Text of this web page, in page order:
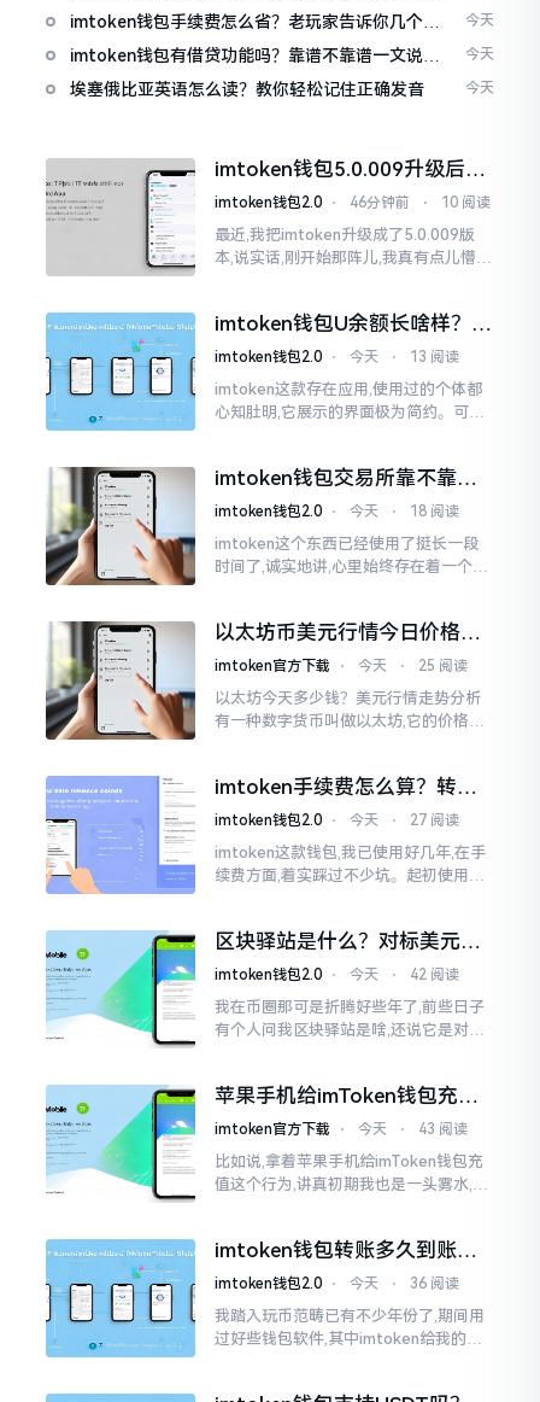
imtoken钱包手续费怎么省？老玩家告诉你几个实
在招
今天
imtoken钱包有借贷功能吗？靠谱不靠谱一文说清
楚
今天
埃塞俄比亚英语怎么读？教你轻松记住正确发音 今天
imtoken钱包5.0.009升级后咋
用？老用户实测分享
imtoken钱包2.0 ⋅ 46分钟前 ⋅ 10 阅读
最近,我把imtoken升级成了5.0.009版
本,说实话,刚开始那阵儿,我真有点儿懵,
imtoken钱包U余额长啥样？截
图这样看
imtoken钱包2.0 ⋅ 今天 ⋅ 13 阅读
imtoken这款存在应用,使用过的个体都
心知肚明,它展示的界面极为简约。可是,
imtoken钱包交易所靠不靠
谱？老玩家说说心里话
imtoken钱包2.0 ⋅ 今天 ⋅ 18 阅读
imtoken这个东西已经使用了挺长一段
时间了,诚实地讲,心里始终存在着一个疙
这个事情
以太坊币美元行情今日价格走
势分析，散户如何避免追涨杀
imtoken官方下载 ⋅ 今天 ⋅ 25 阅读
以太坊今天多少钱？美元行情走势分析
有一种数字货币叫做以太坊,它的价格走
率出现的一点点波动
imtoken手续费怎么算？转账
和交易所差别大了
imtoken钱包2.0 ⋅ 今天 ⋅ 27 阅读
imtoken这款钱包,我已使用好几年,在手
续费方面,着实踩过不少坑。起初使用时,
明白
区块驿站是什么？对标美元的
ETH到底咋回事
imtoken钱包2.0 ⋅ 今天 ⋅ 42 阅读
我在币圈那可是折腾好些年了,前些日子
有个人问我区块驿站是啥,还说它是对标
找了些资料
苹果手机给imToken钱包充
值，这几步别搞错
imtoken官方下载 ⋅ 今天 ⋅ 43 阅读
比如说,拿着苹果手机给imToken钱包充
值这个行为,讲真初期我也是一头雾水,搞
imtoken钱包转账多久到账？
一文说清楚
imtoken钱包2.0 ⋅ 今天 ⋅ 36 阅读
我踏入玩币范畴已有不少年份了,期间用
过好些钱包软件,其中imtoken给我的整